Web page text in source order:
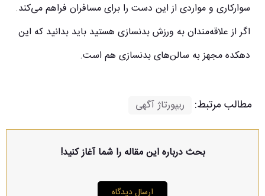
سوارکاری و مواردی از این دست را برای مسافران فراهم می‌کند.
اگر از علاقه‌مندان به ورزش بدنسازی هستید باید بدانید که این
دهکده مجهز به سالن‌های بدنسازی هم است.
مطالب مرتبط: ریپورتاژ آگهی
بحث درباره این مقاله را شما آغاز کنید!
ارسال دیدگاه